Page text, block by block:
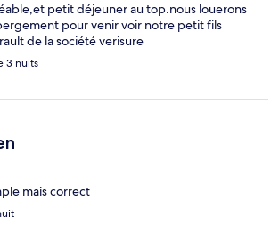
petit déjeuner au top.nous louerons
pour venir voir notre petit fils
de la société verisure
3 nuits
mais correct